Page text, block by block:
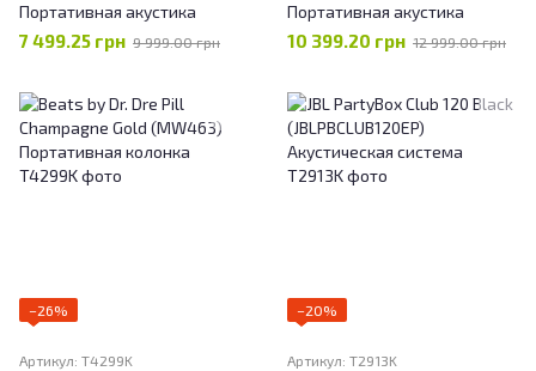
Портативная акустика
7 499.25 грн 9 999.00 грн
Портативная акустика
10 399.20 грн 12 999.00 грн
−26%
Артикул: T4299K
−20%
Артикул: T2913K